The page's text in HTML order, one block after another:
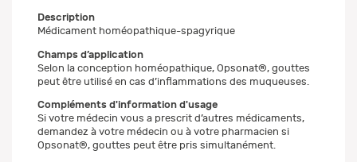
Description
Médicament homéopathique-spagyrique
Champs d’application
Selon la conception homéopathique, Opsonat®, gouttes
peut être utilisé en cas d’inflammations des muqueuses.
Compléments d'information d'usage
Si votre médecin vous a prescrit d’autres médicaments,
demandez à votre médecin ou à votre pharmacien si
Opsonat®, gouttes peut être pris simultanément.